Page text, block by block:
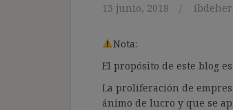
13 junio, 2018
Nota:
El propósito de este blog
La proliferación de
ánimo de lucro y que se